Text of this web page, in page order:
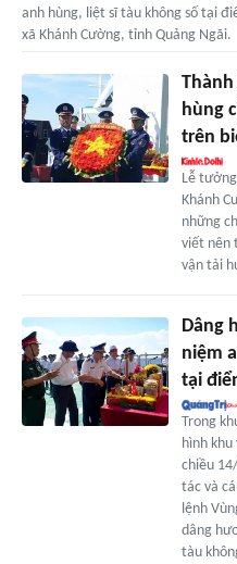
anh hùng, liệt sĩ tàu không số tại
xã Khánh Cường, tỉnh Quảng Ngãi.
hùng
trên
Lễ
Khánh
những
viết nên
vận tải
Dâng
niệm
tại
Trong
hình
chiều
tác và
lệnh
dâng
tàu